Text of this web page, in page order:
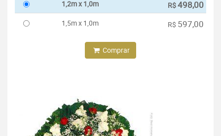
1,2m x 1,0m R$498,00
1,5m x 1,0m R$ 597,00
Comprar